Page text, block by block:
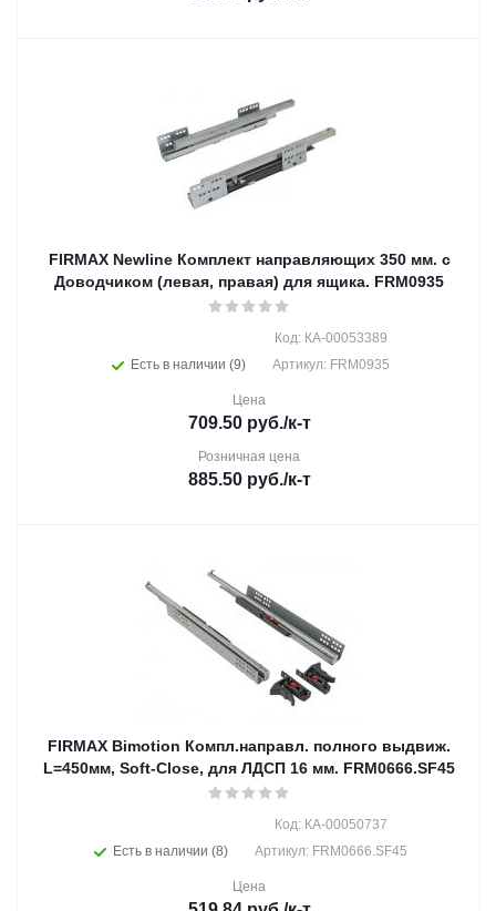
FIRMAX Newline Комплект направляющих 350 мм. с
Доводчиком (левая, правая) для ящика. FRM0935
Есть в наличии (9)
Код: КА-00053389
Артикул: FRM0935
Цена
709.50руб./к-т
Розничная цена
885.50руб./к-т
FIRMAX Bimotion Компл.направл. полного выдвиж.
L=450мм, Soft-Close, для ЛДСП 16 мм. FRM0666.SF45
Есть в наличии (8)
Код: КА-00050737
Артикул: FRM0666.SF45
Цена